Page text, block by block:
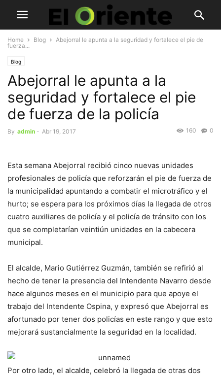
Home Blog
Abejorral le apunta a la seguridad y fortalece el pie de
fuerza...
Blog
Abejorral le apunta a la
seguridad y fortalece el pie
de fuerza de la policía
By admin - Abr 19, 2017 0
160
Esta semana Abejorral recibió cinco nuevas unidades
profesionales de policía que reforzarán el pie de fuerza de
la municipalidad apuntando a combatir el microtráfico y el
hurto; se espera para los próximos días la llegada de otros
cuatro auxiliares de policía y el policía de tránsito con los
que se completarían veintiún unidades en la cabecera
municipal.
El alcalde, Mario Gutiérrez Guzmán, también se refirió al
hecho de tener la presencia del Intendente Navarro desde
hace algunos meses en el municipio para que apoye el
trabajo del Intendente Ospina, y expresó que Abejorral es
afortunado por tener dos policías en este rango y que esto
mejorará sustancialmente la seguridad en la localidad.
Por otro lado, el alcalde, celebró la llegada de otras dos